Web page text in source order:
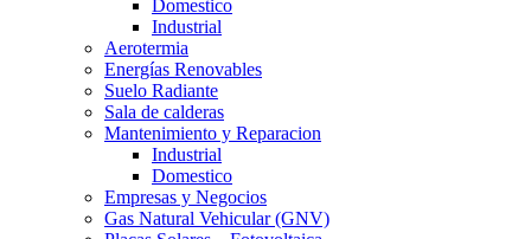
Domestico
Industrial
Aerotermia
Energías Renovables
Suelo Radiante
Sala de calderas
Mantenimiento y Reparacion
Industrial
Domestico
Empresas y Negocios
Gas Natural Vehicular (GNV)